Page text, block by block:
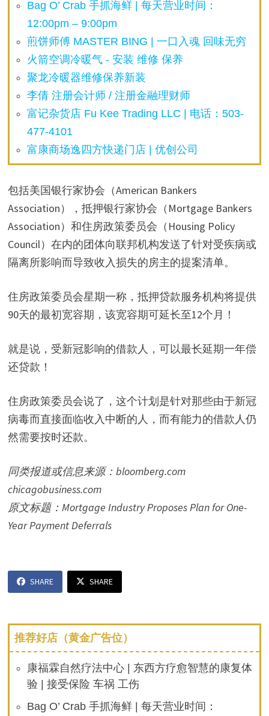
Bag O’ Crab 手抓海鲜 | 每天营业时间：
12:00pm – 9:00pm
煎饼师傅 MASTER BING | 一口入魂 回味无穷
火箭空调冷暖气 - 安装 维修 保养
聚龙冷暖器维修保养新装
李倩 注册会计师 / 注册金融理财师
富记杂货店 Fu Kee Trading LLC | 电话：503-
477-4101
富康商场逸四方快递门店 | 优创公司
包括美国银行家协会（American Bankers
Association），抵押银行家协会（Mortgage Bankers
Association）和住房政策委员会（Housing Policy
Council）在内的团体向联邦机构发送了针对受疾病或
隔离所影响而导致收入损失的房主的提案清单。
住房政策委员会星期一称，抵押贷款服务机构将提供
90天的最初宽容期，该宽容期可延长至12个月！
就是说，受新冠影响的借款人，可以最长延期一年偿
还贷款！
住房政策委员会说了，这个计划是针对那些由于新冠
病毒而直接面临收入中断的人，而有能力的借款人仍
然需要按时还款。
同类报道或信息来源：bloomberg.com
chicagobusiness.com
原文标题：Mortgage Industry Proposes Plan for One-
Year Payment Deferrals
SHARE SHARE
推荐好店（黄金广告位）
康福霖自然疗法中心 | 东西方疗愈智慧的康复体
验 | 接受保险 车祸 工伤
Bag O’ Crab 手抓海鲜 | 每天营业时间：